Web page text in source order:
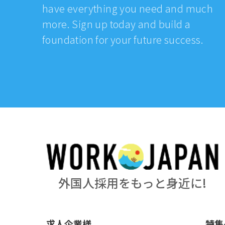
have everything you need and much
more. Sign up today and build a
foundation for your future success.
外国人採用をもっと身近に!